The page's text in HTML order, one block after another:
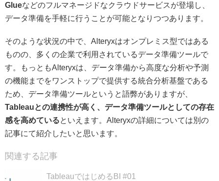
Glueなどのフルマネージドなクラウドサービスが登場し、
データ準備を手軽に行うことが可能となりつつあります。
そのような状況の中で、Alteryxはオンプレミス型ではある
ものの、多くの企業で利用されているデータ準備ツールで
す。もっともAlteryxは、データ準備から高度な分析や予測
の機能までをワンストップで提供する統合分析基盤である
ため、データ準備ツールというと語弊がありますが、
Tableauとの連携性が高く、データ準備ツールとしての存在
感を高めているといえます。Alteryxの詳細については別の
記事にて紹介したいと思います。
関連する記事
TableauではじめるBI #01